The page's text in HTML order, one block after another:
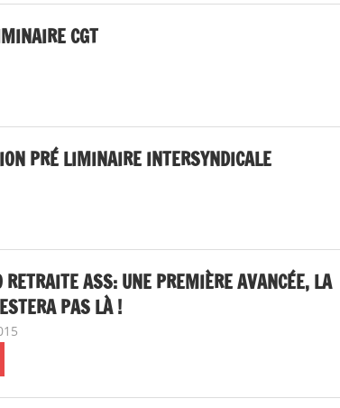
PRÉ LIMINAIRE INTERSYNDICALE
PAS LÀ !
delfabsar
A la une,Communiqué national
RÈGLES EUROPÉENNES DE PROBATION